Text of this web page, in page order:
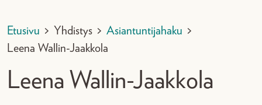
Etusivu > Yhdistys > Asiantuntijahaku >
Leena Wallin-Jaakkola
Leena Wallin-Jaakkola